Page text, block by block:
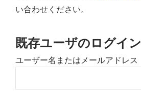
い合わせください。
既存ユーザのログイン
ユーザー名またはメールアドレス